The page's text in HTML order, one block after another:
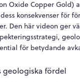
Oxide Copper Gold)
konsekvenser för
Den här videon ger
för betydande
geologiska fördel